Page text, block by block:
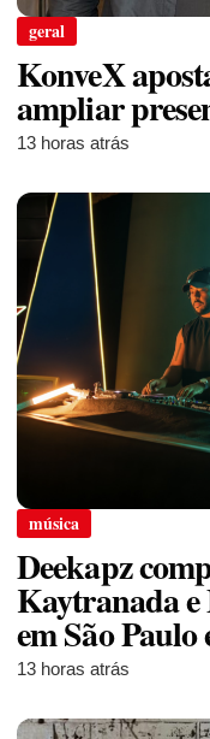
geral
KonveX
ampliar
13 horas atrás
música
Deekapz
Kaytranada e
em São
13 horas atrás